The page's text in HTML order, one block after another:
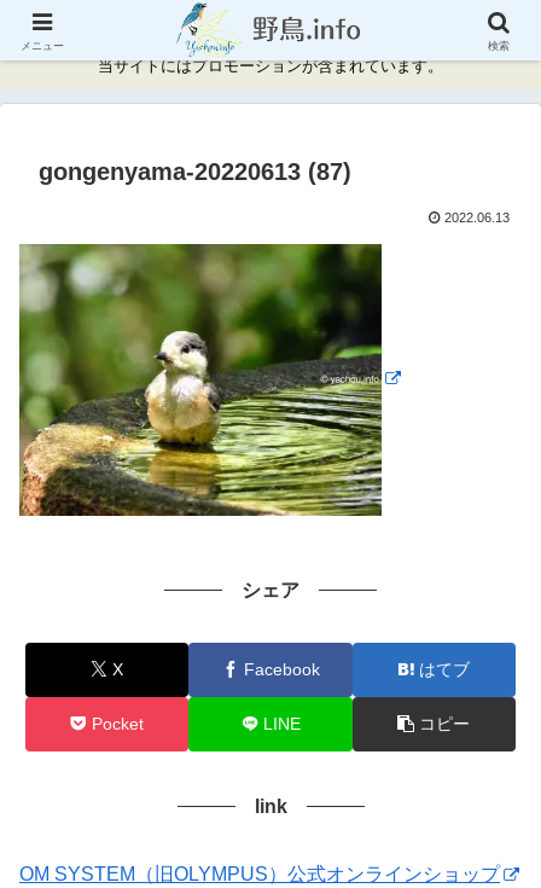
神奈川県周辺の野鳥情報と記録
当サイトにはプロモーションが含まれています。
gongenyama-20220613 (87)
2022.06.13
シェア
X Facebook はてブ
Pocket LINE コピー
link
OM SYSTEM（旧OLYMPUS）公式オンラインショップ
メニュー 検索